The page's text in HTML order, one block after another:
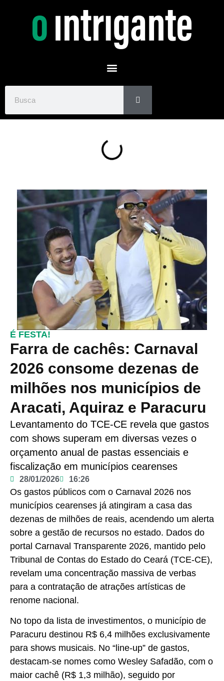
É FESTA!
Farra de cachês: Carnaval
2026 consome dezenas de
milhões nos municípios de
Aracati, Aquiraz e Paracuru
Levantamento do TCE-CE revela que gastos
com shows superam em diversas vezes o
orçamento anual de pastas essenciais e
fiscalização em municípios cearenses
28/01/2026 16:26
Os gastos públicos com o Carnaval 2026 nos
municípios cearenses já atingiram a casa das
dezenas de milhões de reais, acendendo um alerta
sobre a gestão de recursos no estado. Dados do
portal Carnaval Transparente 2026, mantido pelo
Tribunal de Contas do Estado do Ceará (TCE-CE),
revelam uma concentração massiva de verbas
para a contratação de atrações artísticas de
renome nacional.
No topo da lista de investimentos, o município de
Paracuru destinou R$ 6,4 milhões exclusivamente
para shows musicais. No “line-up” de gastos,
destacam-se nomes como Wesley Safadão, com o
maior cachê (R$ 1,3 milhão), seguido por